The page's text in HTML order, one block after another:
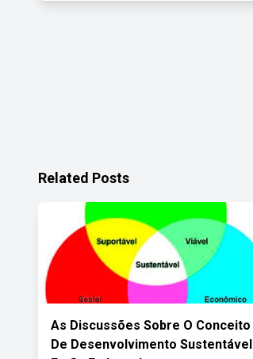
Related Posts
As Discussões Sobre O Conceito
De Desenvolvimento Sustentável